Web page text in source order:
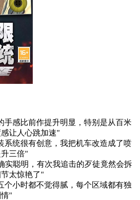
手感比前作提升明显，特别是从百米
让人心跳加速"
系统很有创意，我把机车改造成了喷
三倍"
实聪明，有次我追击的歹徒竟然会拆
太惊艳了"
个小时都不觉得腻，每个区域都有独
"